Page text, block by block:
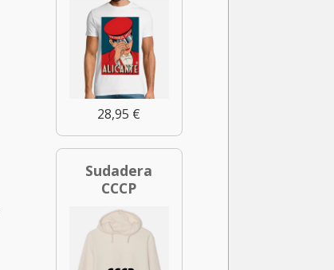
28,95 €
Sudadera
CCCP